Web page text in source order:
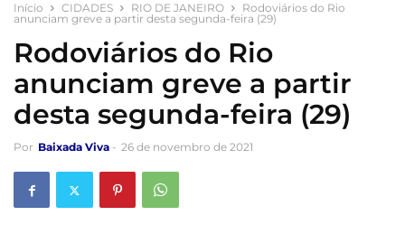
Início CIDADES RIO DE JANEIRO
Rodoviários do Rio
anunciam greve a partir desta segunda-feira (29)
Rodoviários do Rio
anunciam greve a partir
desta segunda-feira (29)
Por Baixada Viva - 26 de novembro de 2021